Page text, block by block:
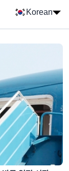
Korean